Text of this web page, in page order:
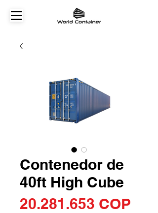
Contenedor de
40ft High Cube
20.281.653 COP